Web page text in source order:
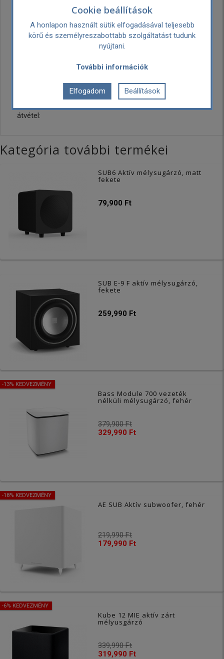
Garancia: 2 év
átvétel:
Kategória további termékei
SUB6 Aktív mélysugárzó, matt
fekete
79,900 Ft
SUB E-9 F aktív mélysugárzó,
fekete
259,990 Ft
-13% KEDVEZMÉNY
Bass Module 700 vezeték
nélküli mélysugárzó, fehér
379,900 Ft
329,990 Ft
-18% KEDVEZMÉNY
AE SUB Aktív subwoofer, fehér
219,990 Ft
179,990 Ft
-6% KEDVEZMÉNY
Kube 12 MIE aktív zárt
mélyusgárzó
339,990 Ft
319,990 Ft
Cookie beállítások
A honlapon használt sütik elfogadásával teljesebb
körű és személyreszabottabb szolgáltatást tudunk
nyújtani.
További információk
Elfogadom Beállítások